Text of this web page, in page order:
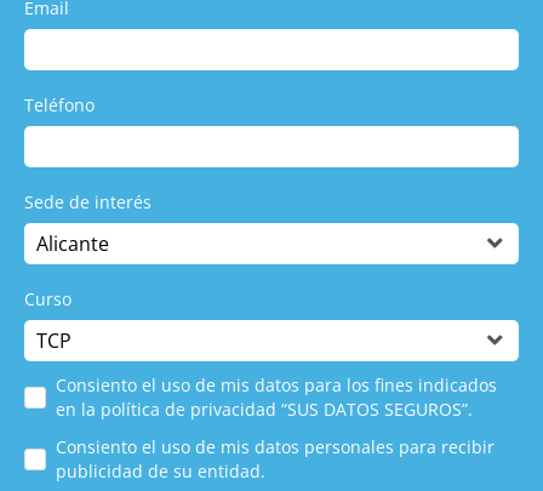
Email
Teléfono
Sede de interés
Curso
Consiento el uso de mis datos para los fines indicados
en la política de privacidad “SUS DATOS SEGUROS”.
Consiento el uso de mis datos personales para recibir
publicidad de su entidad.